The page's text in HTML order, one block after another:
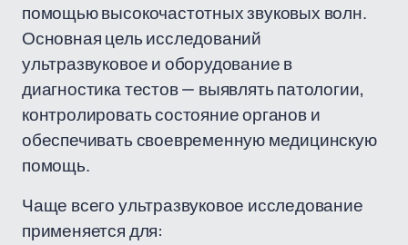
помощью высокочастотных звуковых волн.
Основная цель исследований
ультразвуковое и оборудование в
диагностика тестов — выявлять патологии,
контролировать состояние органов и
обеспечивать своевременную медицинскую
помощь.
Чаще всего ультразвуковое исследование
применяется для: